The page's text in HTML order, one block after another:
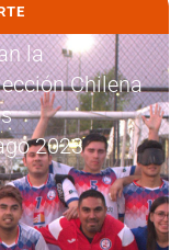
la
Chilena
2023